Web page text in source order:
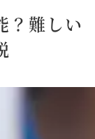
？難しい